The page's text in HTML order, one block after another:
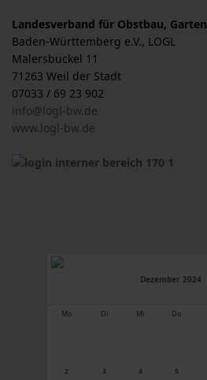
Landesverband für Obstbau,
Baden-Württemberg e.V., LOGL
Malersbuckel 11
71263 Weil der Stadt
07033 / 69 23 902
info@logl-bw.de
www.logl-bw.de
Dezember 2024
Mo Di Mi Do
2 3 4 5